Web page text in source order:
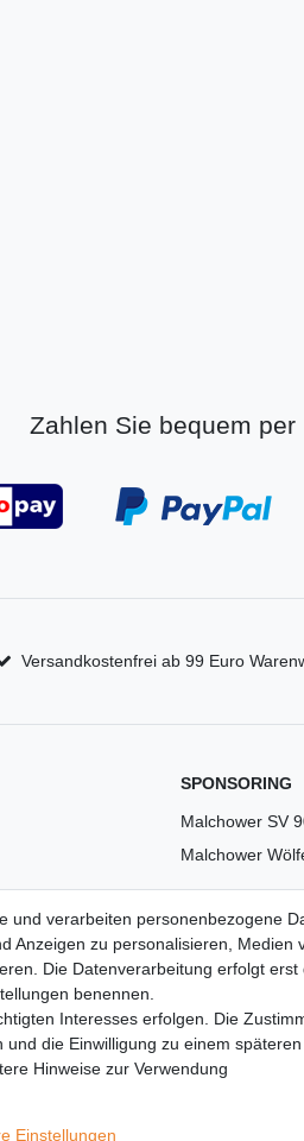
Zahlen Sie bequem per
Versandkostenfrei ab 99 Euro
SPONSORING
Malchower SV
Malchower
und verarbeiten personenbezogene
Anzeigen zu personalisieren, Medien
Die Datenverarbeitung erfolgt erst
benennen.
Interesses erfolgen. Die
die Einwilligung zu einem
Hinweise zur Verwendung
Einstellungen